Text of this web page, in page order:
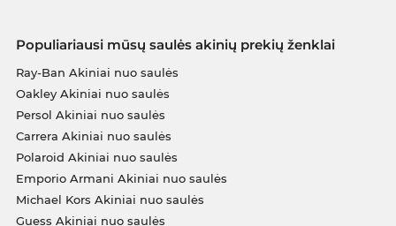
Populiariausi mūsų saulės akinių prekių ženklai
Ray-Ban Akiniai nuo saulės
Oakley Akiniai nuo saulės
Persol Akiniai nuo saulės
Carrera Akiniai nuo saulės
Polaroid Akiniai nuo saulės
Emporio Armani Akiniai nuo saulės
Michael Kors Akiniai nuo saulės
Guess Akiniai nuo saulės